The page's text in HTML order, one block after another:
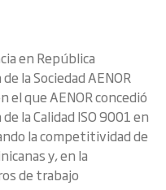
en República
la Sociedad AENOR
el que AENOR concedió
la Calidad ISO 9001 en
la competitividad de
y, en la
de trabajo